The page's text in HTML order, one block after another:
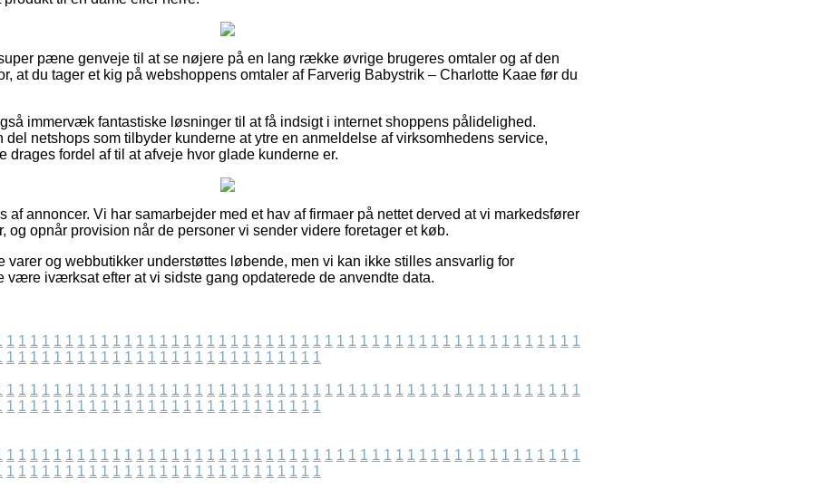
pæne genveje til at se nøjere på en lang række øvrige brugeres omtaler og af den
at du tager et kig på webshoppens omtaler af Farverig Babystrik – Charlotte Kaae før du
immervæk fantastiske løsninger til at få indsigt i internet shoppens pålidelighed.
del netshops som tilbyder kunderne at ytre en anmeldelse af virksomhedens service,
drages fordel af til at afveje hvor glade kunderne er.
af annoncer. Vi har samarbejder med et hav af firmaer på nettet derved at vi markedsfører
og opnår provision når de personer vi sender videre foretager et køb.
varer og webbutikker understøttes løbende, men vi kan ikke stilles ansvarlig for
være iværksat efter at vi sidste gang opdaterede de anvendte data.
1 1 1 1 1 1 1 1 1 1 1 1 1 1 1 1 1 1 1 1 1 1 1 1 1 1 1 1 1 1 1 1 1 1 1 1 1 1 1 1 1 1 1 1 1 1 1 1 1
1 1 1 1 1 1 1 1 1 1 1 1 1 1 1 1 1 1 1 1 1 1 1 1 1 1 1
1 1 1 1 1 1 1 1 1 1 1 1 1 1 1 1 1 1 1 1 1 1 1 1 1 1 1 1 1 1 1 1 1 1 1 1 1 1 1 1 1 1 1 1 1 1 1 1 1
1 1 1 1 1 1 1 1 1 1 1 1 1 1 1 1 1 1 1 1 1 1 1 1 1 1 1
1 1 1 1 1 1 1 1 1 1 1 1 1 1 1 1 1 1 1 1 1 1 1 1 1 1 1 1 1 1 1 1 1 1 1 1 1 1 1 1 1 1 1 1 1 1 1 1 1
1 1 1 1 1 1 1 1 1 1 1 1 1 1 1 1 1 1 1 1 1 1 1 1 1 1 1